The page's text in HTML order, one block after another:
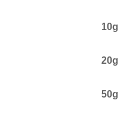
10g
20g
50g